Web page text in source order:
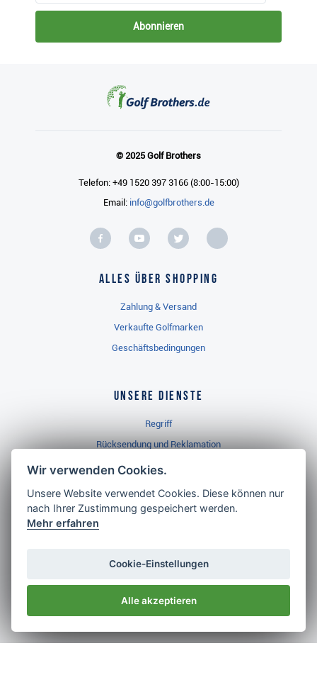
Abonnieren
© 2025 Golf Brothers
Telefon: +49 1520 397 3166 (8:00-15:00)
Email: info@golfbrothers.de
Alles über Shopping
Zahlung & Versand
Verkaufte Golfmarken
Geschäftsbedingungen
Unsere Dienste
Regriff
Rücksendung und Reklamation
Widerrufsbelehrung
Golf Brothers.de
Neuheiten
Impressum
Wir verwenden Cookies.
Unsere Website verwendet Cookies. Diese können nur
nach Ihrer Zustimmung gespeichert werden.
Mehr erfahren
Cookie-Einstellungen
Alle akzeptieren